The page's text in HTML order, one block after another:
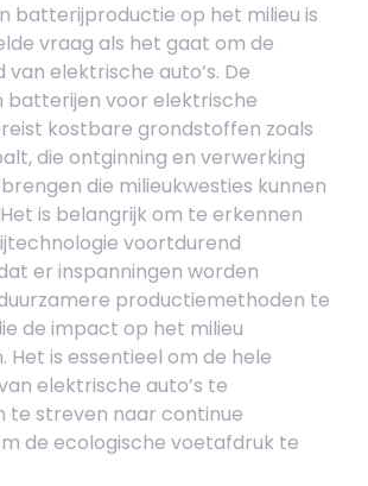
batterijproductie op het milieu is
vraag als het gaat om de
van elektrische auto’s. De
batterijen voor elektrische
kostbare grondstoffen zoals
die ontginning en verwerking
die milieukwesties kunnen
is belangrijk om te erkennen
voortdurend
er inspanningen worden
productiemethoden te
de impact op het milieu
Het is essentieel om de hele
elektrische auto’s te
te streven naar continue
de ecologische voetafdruk te